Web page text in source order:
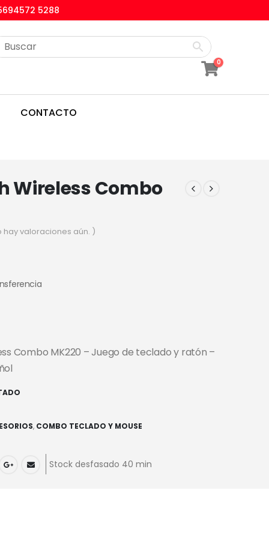
5288
0
CONTACTO
Wireless Combo
hay valoraciones aún. )
Combo MK220 – Juego de teclado y ratón –
, COMBO TECLADO Y MOUSE
Stock desfasado 40 min